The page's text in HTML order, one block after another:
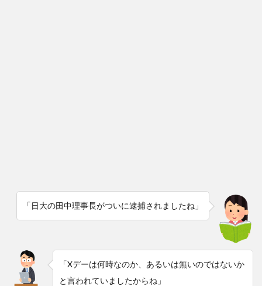
「日大の田中理事長がついに逮捕されましたね」
「Xデーは何時なのか、あるいは無いのではないか
と言われていましたからね」